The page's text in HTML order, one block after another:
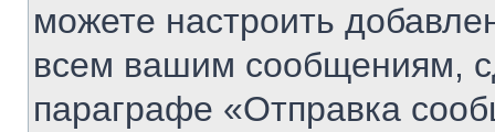
можете настроить
всем вашим сообщениям,
параграфе «Отправка